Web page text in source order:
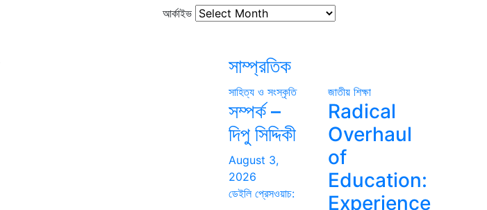
আর্কাইভ
সাম্প্রতিক
সাহিত্য ও সংস্কৃতি
সম্পর্ক –
দিপু সিদ্দিকী
August 3,
2026
ডেইলি প্রেসওয়াচ:
জাতীয় শিক্ষা
Radical
Overhaul
of
Education:
Experience